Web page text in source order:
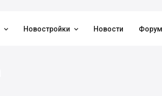
 Новостройки  Новости Форум